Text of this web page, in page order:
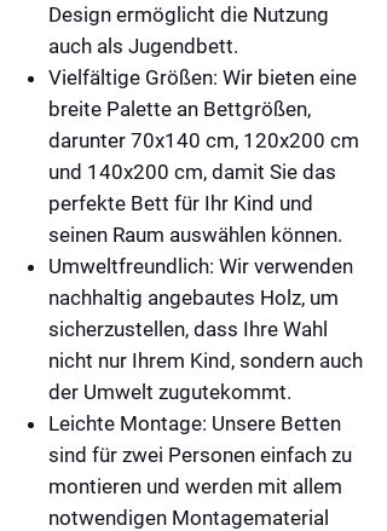
Design ermöglicht die Nutzung
auch als Jugendbett.
Vielfältige Größen: Wir bieten eine
breite Palette an Bettgrößen,
darunter 70x140 cm, 120x200 cm
und 140x200 cm, damit Sie das
perfekte Bett für Ihr Kind und
seinen Raum auswählen können.
Umweltfreundlich: Wir verwenden
nachhaltig angebautes Holz, um
sicherzustellen, dass Ihre Wahl
nicht nur Ihrem Kind, sondern auch
der Umwelt zugutekommt.
Leichte Montage: Unsere Betten
sind für zwei Personen einfach zu
montieren und werden mit allem
notwendigen Montagematerial